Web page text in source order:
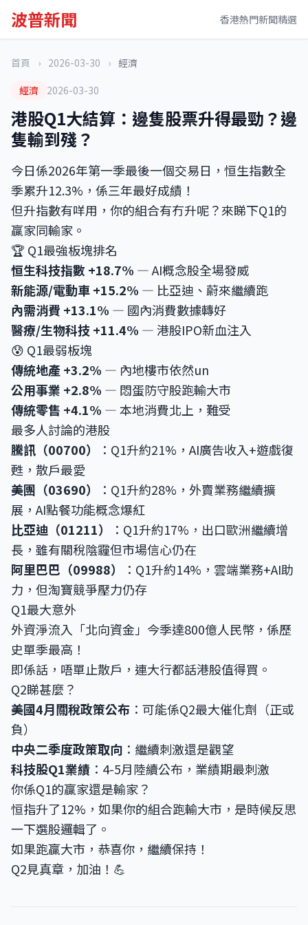
波普新聞 香港熱門新聞精選
首頁 › 2026-03-30 › 經濟
經濟
2026-03-30
港股Q1大結算：邊隻股票升得最勁？邊
隻輸到殘？
今日係2026年第一季最後一個交易日，恒生指數全
季累升12.3%，係三年最好成績！
但升指數有咩用，你的組合有冇升呢？來睇下Q1的
贏家同輸家。
🏆 Q1最強板塊排名
恒生科技指數 +18.7% — AI概念股全場發威
新能源/電動車 +15.2% — 比亞迪、蔚來繼續跑
內需消費 +13.1% — 國內消費數據轉好
醫療/生物科技 +11.4% — 港股IPO新血注入
😰 Q1最弱板塊
傳統地產 +3.2% — 內地樓市依然un
公用事業 +2.8% — 悶蛋防守股跑輸大市
傳統零售 +4.1% — 本地消費北上，難受
最多人討論的港股
騰訊（00700）
：Q1升約21%，AI廣告收入+遊戲復
甦，散戶最愛
美團（03690）
：Q1升約28%，外賣業務繼續擴
展，AI點餐功能概念爆紅
比亞迪（01211）
：Q1升約17%，出口歐洲繼續增
長，雖有關稅陰霾但市場信心仍在
阿里巴巴（09988）
：Q1升約14%，雲端業務+AI助
力，但淘寶競爭壓力仍存
Q1最大意外
外資淨流入「北向資金」今季達800億人民幣，係歷
史單季最高！
即係話，唔單止散戶，連大行都話港股值得買。
Q2睇甚麼？
美國4月關稅政策公布 ：可能係Q2最大催化劑（正或
負）
中央二季度政策取向 ：繼續刺激還是觀望
科技股Q1業績 ：4-5月陸續公布，業績期最刺激
你係Q1的贏家還是輸家？
恒指升了12%，如果你的組合跑輸大市，是時候反思
一下選股邏輯了。
如果跑贏大市，恭喜你，繼續保持！
Q2見真章，加油！💪